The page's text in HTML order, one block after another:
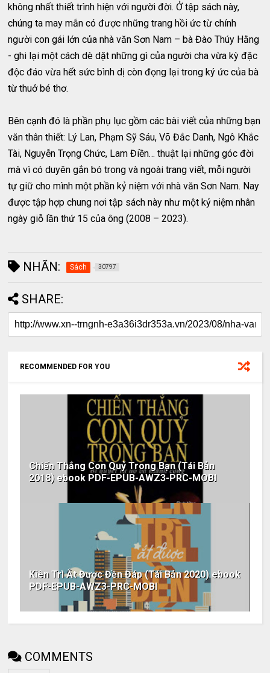
không nhất thiết trình hiện với người đời. Ở tập sách này,
chúng ta may mắn có được những trang hồi ức từ chính
người con gái lớn của nhà văn Sơn Nam – bà Đào Thúy Hằng
- ghi lại một cách dè dặt những gì của người cha vừa kỳ đặc
độc đáo vừa hết sức bình dị còn đọng lại trong ký ức của bà
từ thuở bé thơ.
Bên cạnh đó là phần phụ lục gồm các bài viết của những bạn
văn thân thiết: Lý Lan, Phạm Sỹ Sáu, Võ Đắc Danh, Ngô Khắc
Tài, Nguyễn Trọng Chức, Lam Điền… thuật lại những góc đời
mà vì có duyên gắn bó trong và ngoài trang viết, mỗi người
tự giữ cho mình một phần kỷ niệm với nhà văn Sơn Nam. Nay
được tập hợp chung nơi tập sách này như một kỷ niệm nhân
ngày giỗ lần thứ 15 của ông (2008 – 2023).
NHÃN: Sách 30797
SHARE:
RECOMMENDED FOR YOU
Chiến Thắng Con Quỷ Trong Bạn (Tái Bản
2018) ebook PDF-EPUB-AWZ3-PRC-MOBI
Kiên Trì Ắt Được Đền Đáp (Tái Bản 2020) ebook
PDF-EPUB-AWZ3-PRC-MOBI
COMMENTS